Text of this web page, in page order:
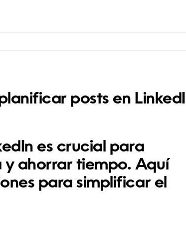
posts en
es crucial para
ahorrar tiempo. Aquí
para simplificar el